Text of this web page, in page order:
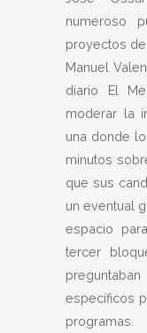
numeroso
proyectos de
Manuel
diario El
moderar la
una donde
minutos
que sus
un eventual
espacio
tercer
específicos
programas.